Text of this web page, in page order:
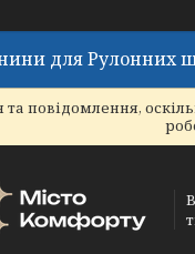
для Рулонних
повідомлення,